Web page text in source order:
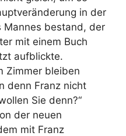
in der
Mannes bestand, der
mit einem Buch
aufblickte.
Zimmer bleiben
denn Franz nicht
Sie denn?“
der neuen
mit Franz